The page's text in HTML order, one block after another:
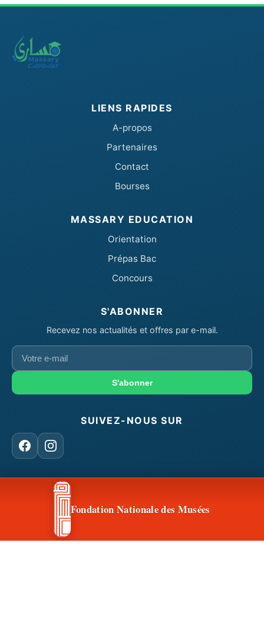
LIENS RAPIDES
A-propos
Partenaires
Contact
Bourses
MASSARY EDUCATION
Orientation
Prépas Bac
Concours
S'ABONNER
Recevez nos actualités et offres par e-mail.
Votre
e-
S'abonner
SUIVEZ-NOUS SUR
FacebookInstagram
CONTACT & ACCÈS
Fondation Nationale des Musées